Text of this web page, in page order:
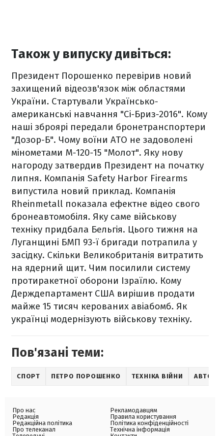
Також у випуску дивіться:
Президент Порошенко перевірив новий
захищений відеозв'язок між областями
України. Стартували Українсько-
американські навчання "Сі-Бриз-2016". Кому
наші зброярі передали бронетранспортери
"Дозор-Б". Чому воїни АТО не задоволені
мінометами М-120-15 "Молот". Яку нову
нагороду затвердив Президент на початку
липня. Компанія Safety Harbor Firearms
випустила новий приклад. Компанія
Rheinmetall показала ефектне відео свого
бронеавтомобіля. Яку саме військову
техніку придбала Бельгія. Цього тижня на
Луганщині БМП 93-ї бригади потрапила у
засідку. Скільки Великобританія витратить
на ядерний щит. Чим посилили систему
протиракетної оборони Ізраїлю. Кому
Держдепартамент США вирішив продати
майже 15 тисяч керованих авіабомб. Як
українці модернізують військову техніку.
Пов'язані теми:
СПОРТ ПЕТРО ПОРОШЕНКО ТЕХНІКА ВІЙНИ АВТО
Про нас
Редакція
Редакційна політика
Про телеканал
Рекламодавцям
Правила користування
Політика конфіденційності
Технічна інформація